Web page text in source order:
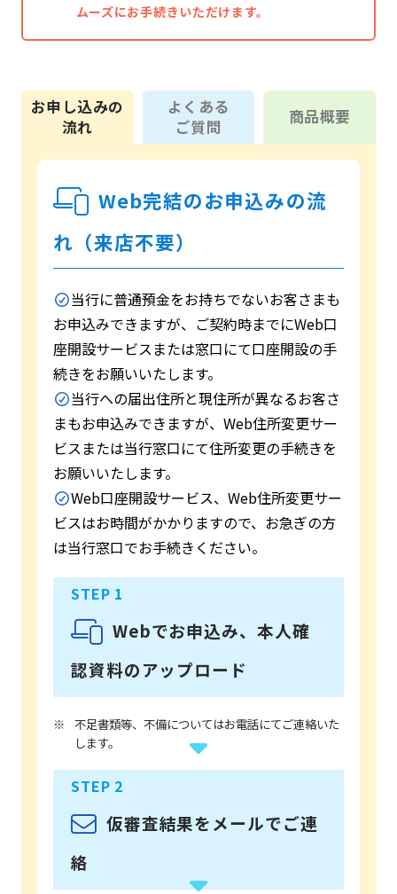
ムーズにお手続きいただけます。
お申し込みの
流れ
よくある
ご質問
商品概要
Web完結のお申込みの流
れ（来店不要）
当行に普通預金をお持ちでないお客さまも
お申込みできますが、ご契約時までにWeb口
座開設サービスまたは窓口にて口座開設の手
続きをお願いいたします。
当行への届出住所と現住所が異なるお客さ
まもお申込みできますが、Web住所変更サー
ビスまたは当行窓口にて住所変更の手続きを
お願いいたします。
Web口座開設サービス、Web住所変更サー
ビスはお時間がかかりますので、お急ぎの方
は当行窓口でお手続きください。
Webでお申込み、本人確
認資料のアップロード
不足書類等、不備についてはお電話にてご連絡いた
します。
仮審査結果をメールでご連
絡